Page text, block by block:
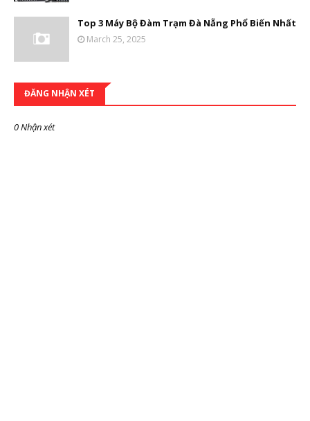
Top 3 Máy Bộ Đàm Trạm Đà Nẵng Phổ Biến Nhất
March 25, 2025
ĐĂNG NHẬN XÉT
0 Nhận xét